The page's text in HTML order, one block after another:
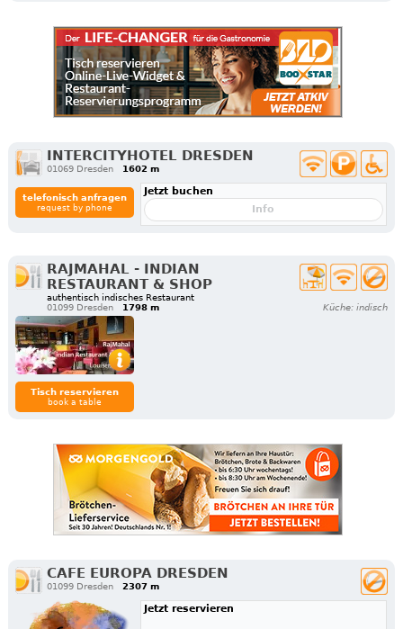
INTERCITYHOTEL DRESDEN
01069 Dresden 1602 m
telefonisch anfragen
request by phone
Jetzt buchen
Info
RAJMAHAL - INDIAN
RESTAURANT & SHOP
authentisch indisches Restaurant
01099 Dresden
1798 m Küche: indisch
Tisch reservieren
book a table
CAFE EUROPA DRESDEN
01099 Dresden 2307 m
Jetzt reservieren